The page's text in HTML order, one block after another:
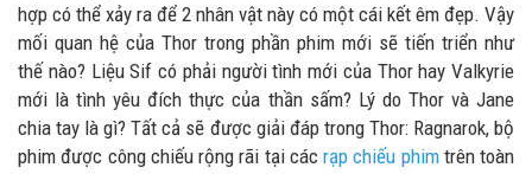
hợp có thể xảy ra để 2 nhân vật này có một cái kết êm đẹp. Vậy
mối quan hệ của Thor trong phần phim mới sẽ tiến triển như
thế nào? Liệu Sif có phải người tình mới của Thor hay Valkyrie
mới là tình yêu đích thực của thần sấm? Lý do Thor và Jane
chia tay là gì? Tất cả sẽ được giải đáp trong Thor: Ragnarok, bộ
phim được công chiếu rộng rãi tại các rạp chiếu phimtrên toàn